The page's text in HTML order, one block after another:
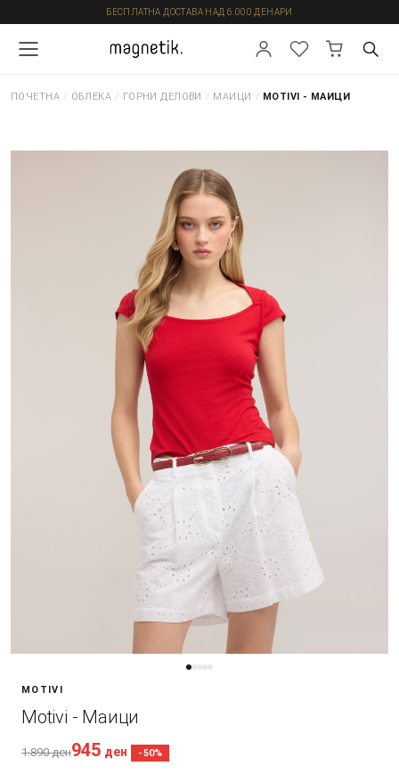
БЕСПЛАТНА ДОСТАВА НАД 6.000 ДЕНАРИ
ПОЧЕТНА / ОБЛЕКА / ГОРНИ ДЕЛОВИ / МАИЦИ / MOTIVI - МАИЦИ
MOTIVI
Motivi - Маици
1.890ден945 ден -50%